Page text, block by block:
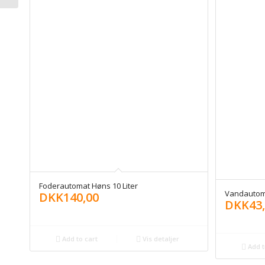
Foderautomat Høns 10 Liter
DKK140,00
Add to cart Vis detaljer
DKK
Add